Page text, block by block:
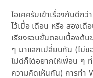
โอเคครับเข้าเรื่องกันดีก
ไว้เมื่อ เดือน หรือ สองเ
เรียงรวบขั้นตอนเบื้องต้
ๆ มาแลกเปลี่ยนกัน (ไม่ข
ไม่ดีก็ได้อยากให้เพื่อน ๆ
ความคิดเห็นกัน) การทำ